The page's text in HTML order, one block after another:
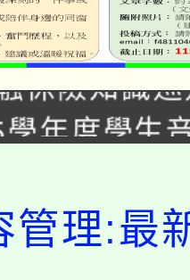
學年度第
甄選結果(
保險知識
年度學生
甄選結果(
學年度第
甄選結果(
化大學推廣
管理:最